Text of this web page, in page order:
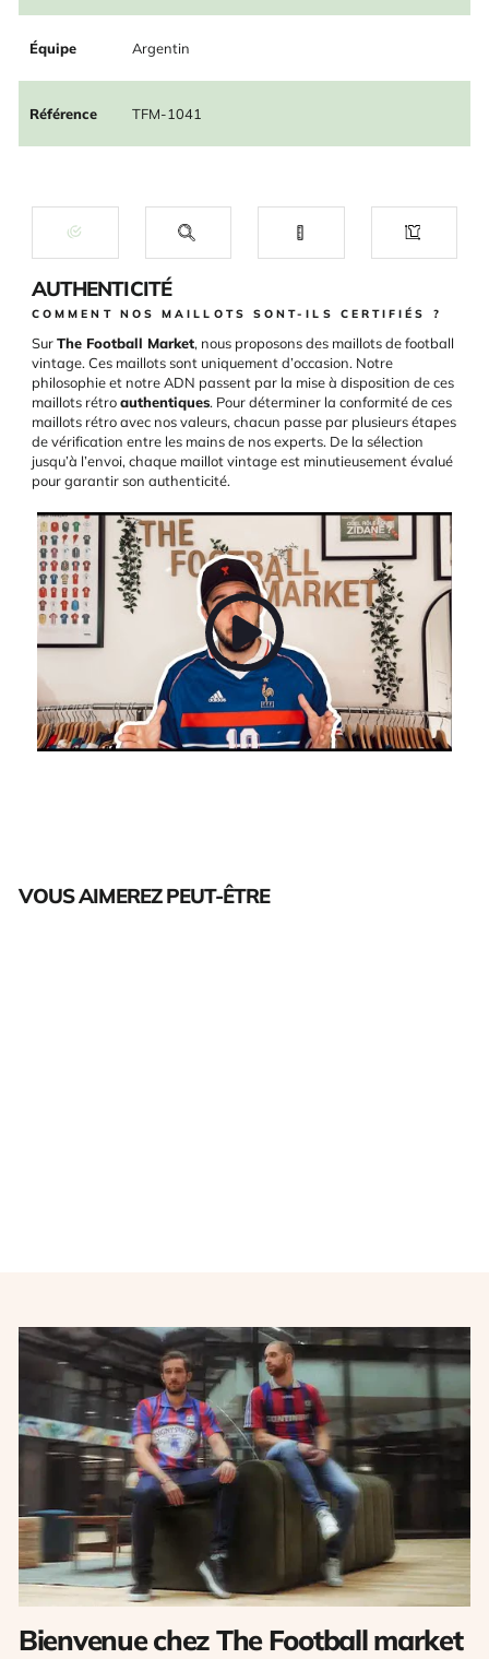
Équipe Argentin
Référence TFM-1041
AUTHENTICITÉ
COMMENT NOS MAILLOTS SONT-ILS CERTIFIÉS ?
SurThe Football Market, nous proposons des maillots de football
vintage. Ces maillots sont uniquement d’occasion. Notre
philosophie et notre ADN passent par la mise à disposition de ces
maillots rétroauthentiques. Pour déterminer la conformité de ces
maillots rétro avec nos valeurs, chacun passe par plusieurs étapes
de vérification entre les mains de nos experts. De la sélection
jusqu’à l’envoi, chaque maillot vintage est minutieusement évalué
pour garantir son authenticité.
VOUS AIMEREZ PEUT-ÊTRE
Bienvenue chez The Football market